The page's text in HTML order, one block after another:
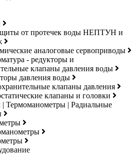
от протечек воды НЕПТУН и
аналоговые сервоприводы
- редукторы и
клапаны давления воды
давления воды
клапаны давления
клапаны и головки
Термоманометры | Радиальные